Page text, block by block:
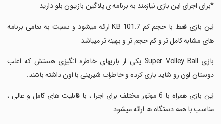
*برای اجرای این بازی نیازمند به برنامه ی پلاگین بازیلون بلو دارید
‏این بازی فقط با حجم کم 101.7 KB ارائه میشود و نسبت به تمامی برنامه
های مشابه کامل تر و کم حجم تر و بهینه تر میباشد
‏بازی Super Volley Ball یکی از بازیهای خاطره انگیزی هستش که اغلب
دوستان اون رو شاید بازی کرده و خاطرات شیرینی با اون داشته باشند.
‏این بازی همراه با 6 موتور مختلف برای اجرا ، با قابلیت های کامل و عالی ،
مناسب با همه دستگاه ها ارائه میشود